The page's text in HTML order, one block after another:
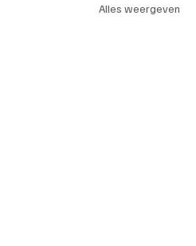
Alles weergeven